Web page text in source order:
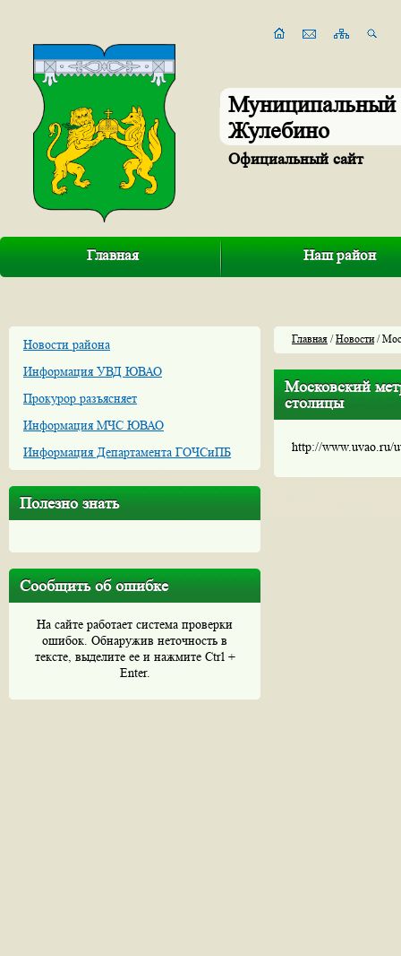
Муниципальный
Жулебино
Официальный сайт
Главная Наш район
Новости района
Информация УВД ЮВАО
Прокурор разъясняет
Информация МЧС ЮВАО
Информация Департамента ГОЧСиПБ
Полезно знать
Сообщить об ошибке
На сайте работает система проверки
ошибок. Обнаружив неточность в
тексте, выделите ее и нажмите Ctrl +
Enter.
Главная /Новости/
Московский
столицы
http://www.uvao.ru/